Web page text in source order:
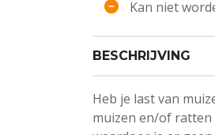
Kan niet
BESCHRIJVING
Heb je last van
muizen en/of ratten